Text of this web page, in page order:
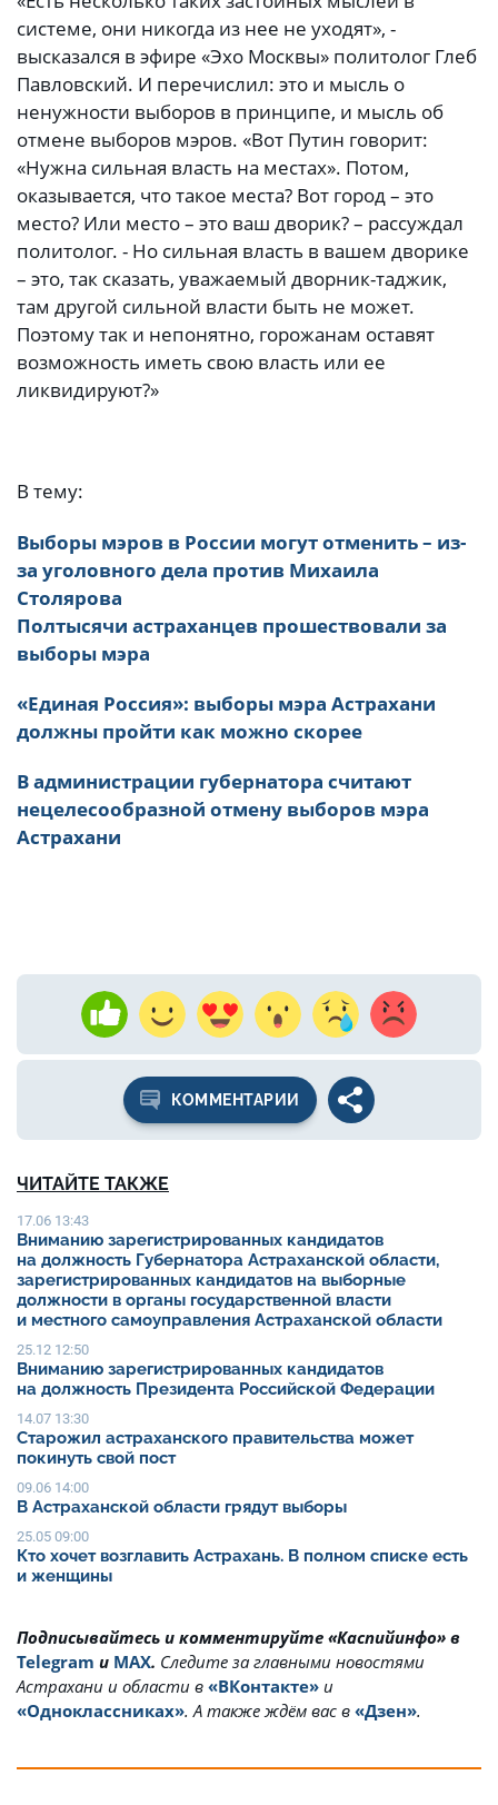
системе, они никогда из нее не уходят», -
высказался в эфире «Эхо Москвы» политолог Глеб
Павловский. И перечислил: это и мысль о
ненужности выборов в принципе, и мысль об
отмене выборов мэров. «Вот Путин говорит:
«Нужна сильная власть на местах». Потом,
оказывается, что такое места? Вот город – это
место? Или место – это ваш дворик? – рассуждал
политолог. - Но сильная власть в вашем дворике
– это, так сказать, уважаемый дворник-таджик,
там другой сильной власти быть не может.
Поэтому так и непонятно, горожанам оставят
возможность иметь свою власть или ее
ликвидируют?»
В тему:
Выборы мэров в России могут отменить – из-
за уголовного дела против Михаила
Столярова
Полтысячи астраханцев прошествовали за
выборы мэра
«Единая Россия»: выборы мэра Астрахани
должны пройти как можно скорее
В администрации губернатора считают
нецелесообразной отмену выборов мэра
Астрахани
КОММЕНТАРИИ
ЧИТАЙТЕ ТАКЖЕ
17.06 13:43
Вниманию зарегистрированных кандидатов
на должность Губернатора Астраханской области,
зарегистрированных кандидатов на выборные
должности в органы государственной власти
и местного самоуправления Астраханской области
25.12 12:50
Вниманию зарегистрированных кандидатов
на должность Президента Российской Федерации
14.07 13:30
Старожил астраханского правительства может
покинуть свой пост
09.06 14:00
В Астраханской области грядут выборы
25.05 09:00
Кто хочет возглавить Астрахань. В полном списке есть
и женщины
Подписывайтесь и комментируйте «Каспийинфо» в
Telegram и MAX. Cледите за главными новостями
Астрахани и области в «ВКонтакте» и
«Одноклассниках». А также ждём вас в «Дзен».